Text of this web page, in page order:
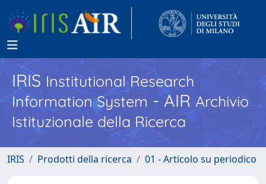
IRISInstitutional Research
Information System - AIR Archivio
Istituzionale della Ricerca
IRIS Prodotti della ricerca 01 - Articolo su periodico